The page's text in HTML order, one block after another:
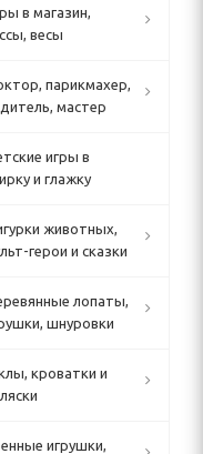
в магазин,
весы
парикмахер,
мастер
игры в
и глажку
животных,
герои и сказки
лопаты,
шнуровки
кроватки и
игрушки,